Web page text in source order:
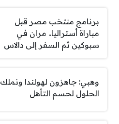
برنامج منتخب مصر قبل
مباراة أستراليا.. مران في
سبوكين ثم السفر إلى دالاس
وهبي: جاهزون لهولندا ونملك
الحلول لحسم التأهل